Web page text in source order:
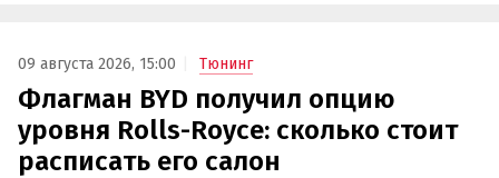
09 августа 2026, 15:00 Тюнинг
Флагман BYD получил опцию
уровня Rolls-Royce: сколько стоит
расписать его салон